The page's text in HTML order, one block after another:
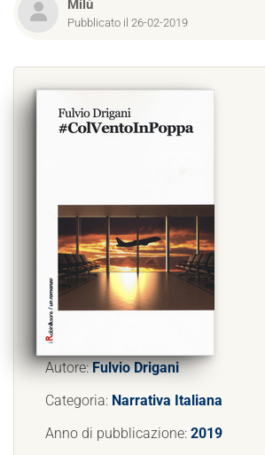
Milù
Pubblicato il 26-02-2019
Autore:Fulvio Drigani
Categoria: Narrativa Italiana
Anno di pubblicazione: 2019